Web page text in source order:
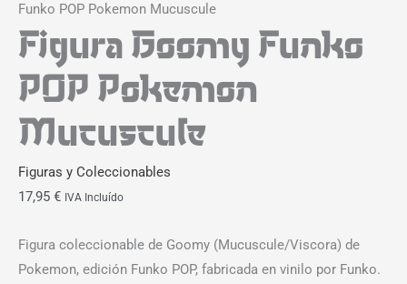
Funko POP Pokemon Mucuscule
Figura Goomy Funko
POP Pokemon
Mucuscule
Figuras y Coleccionables
17,95 € IVA Incluído
Figura coleccionable de Goomy (Mucuscule/Viscora) de
Pokemon, edición Funko POP, fabricada en vinilo por Funko.